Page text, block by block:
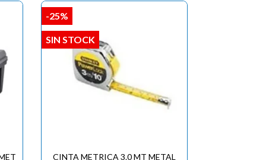
CINTA METRICA 3.0 MT METAL
-25%
SIN STOCK